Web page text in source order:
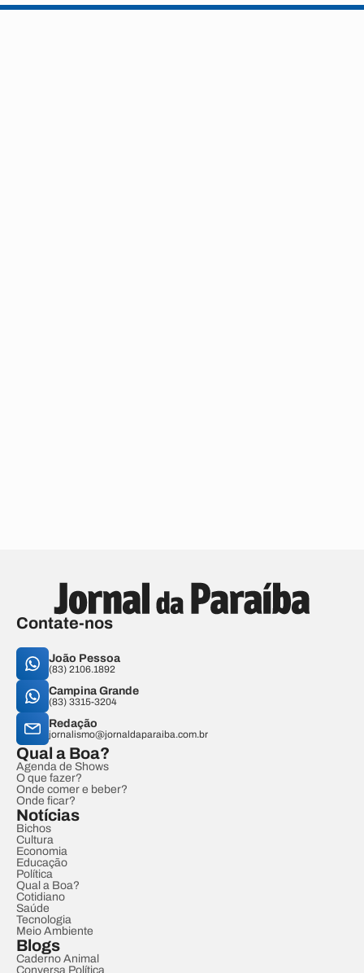
Contate-nos
João Pessoa
(83) 2106.1892
Campina Grande
(83) 3315-3204
Redação
jornalismo@jornaldaparaiba.com.br
Qual a Boa?
Agenda de Shows
O que fazer?
Onde comer e beber?
Onde ficar?
Notícias
Bichos
Cultura
Economia
Educação
Política
Qual a Boa?
Cotidiano
Saúde
Tecnologia
Meio Ambiente
Blogs
Caderno Animal
Conversa Política